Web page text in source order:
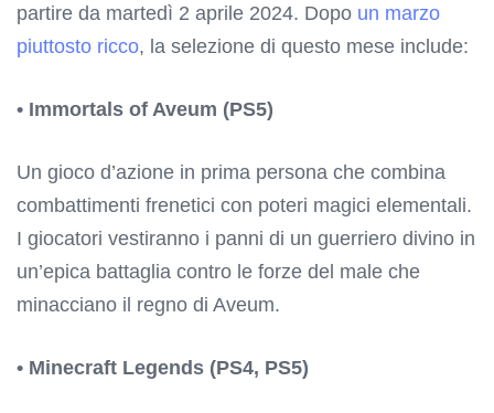
partire da martedì 2 aprile 2024. Dopo un marzo
piuttosto ricco, la selezione di questo mese include:
• Immortals of Aveum (PS5)
Un gioco d’azione in prima persona che combina
combattimenti frenetici con poteri magici elementali.
I giocatori vestiranno i panni di un guerriero divino in
un’epica battaglia contro le forze del male che
minacciano il regno di Aveum.
• Minecraft Legends (PS4, PS5)